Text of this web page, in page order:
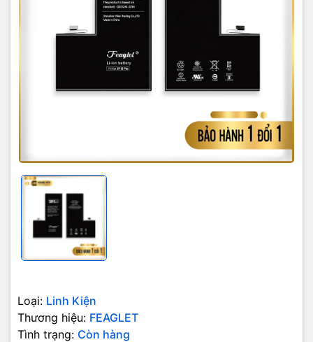
Loại: Linh Kiện
Thương hiệu: FEAGLET
Tình trạng: Còn hàng